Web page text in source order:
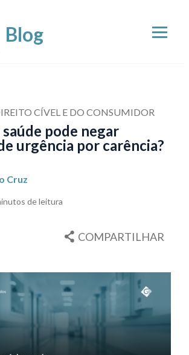
CÍVEL E DO CONSUMIDOR
saúde pode negar
urgência por carência?
Cruz
de leitura
COMPARTILHAR